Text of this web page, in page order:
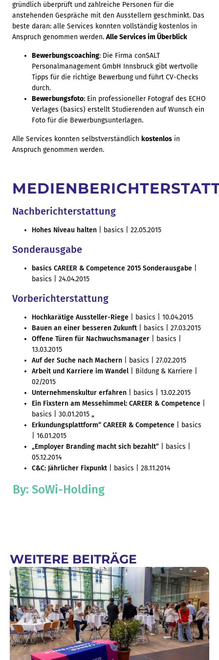
gründlich überprüft und zahlreiche Personen für die
anstehenden Gespräche mit den Ausstellern geschminkt. Das
beste daran: alle Services konnten vollständig kostenlos in
Anspruch genommen werden. Alle Services im Überblick
Bewerbungscoaching: Die Firma conSALT
Personalmanagement GmbH Innsbruck gibt wertvolle
Tipps für die richtige Bewerbung und führt CV-Checks
durch.
Bewerbungsfoto: Ein professioneller Fotograf des ECHO
Verlages (basics) erstellt Studierenden auf Wunsch ein
Foto für die Bewerbungsunterlagen.
Alle Services konnten selbstverständlich kostenlos in
Anspruch genommen werden.
Nachberichterstattung
Hohes Niveau halten | basics | 22.05.2015
Sonderausgabe
basics CAREER & Competence 2015 Sonderausgabe
basics | 24.04.2015
Vorberichterstattung
Hochkarätige Aussteller-Riege | basics | 10.04.2015
Bauen an einer besseren Zukunft| basics | 27.03.2015
Offene Türen für Nachwuchsmanager | basics |
13.03.2015
Auf der Suche nach Machern | basics | 27.02.2015
Arbeit und Karriere im Wandel | Bildung & Karriere |
02/2015
Unternehmenskultur erfahren | basics | 13.02.2015
Ein Fixstern am Messehimmel: CAREER & Competence
basics | 30.01.2015 „
Erkundungsplattform“ CAREER & Competence | basics
| 16.01.2015
„Employer Branding macht sich bezahlt“ | basics |
05.12.2014
C&C: Jährlicher Fixpunkt| basics | 28.11.2014
By: SoWi-Holding
WEITERE BEITRÄGE